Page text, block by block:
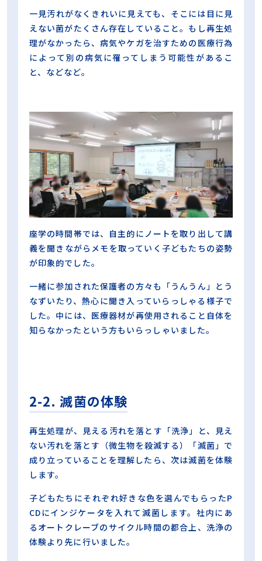
一見汚れがなくきれいに見えても、そこには目に見
えない菌がたくさん存在していること。もし再生処
理がなかったら、病気やケガを治すための医療行為
によって別の病気に罹ってしまう可能性があるこ
と、などなど。
座学の時間帯では、自主的にノートを取り出して講
義を聞きながらメモを取っていく子どもたちの姿勢
が印象的でした。
一緒に参加された保護者の方々も「うんうん」とう
なずいたり、熱心に聞き入っていらっしゃる様子で
した。中には、医療器材が再使用されること自体を
知らなかったという方もいらっしゃいました。
2-2. 滅菌の体験
再生処理が、見える汚れを落とす「洗浄」と、見え
ない汚れを落とす（微生物を殺滅する）「滅菌」で
成り立っていることを理解したら、次は滅菌を体験
します。
子どもたちにそれぞれ好きな色を選んでもらったP
CDにインジケータを入れて滅菌します。社内にあ
るオートクレーブのサイクル時間の都合上、洗浄の
体験より先に行いました。